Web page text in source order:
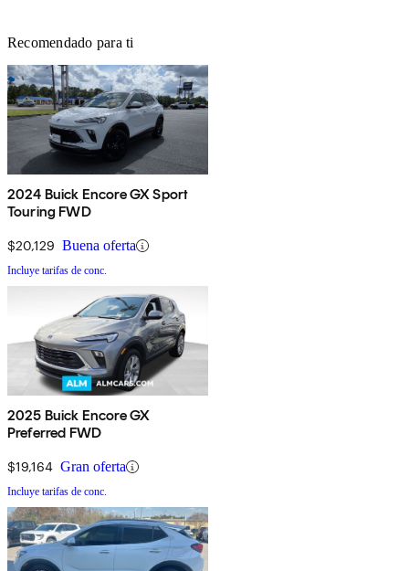
Recomendado para ti
2024 Buick Encore GX Sport
Touring FWD
$20,129 Buena oferta
Incluye tarifas de conc.
2025 Buick Encore GX
Preferred FWD
$19,164 Gran oferta
Incluye tarifas de conc.